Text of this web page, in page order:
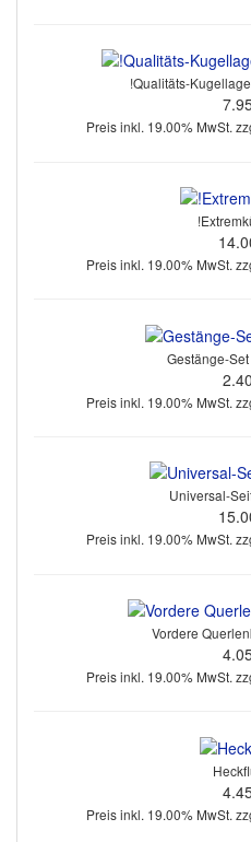
!Qualitäts-
Preis inkl. 19.00% MwSt.
Preis inkl. 19.00% MwSt.
Gestänge-
Preis inkl. 19.00% MwSt.
Universal-
Preis inkl. 19.00% MwSt.
Vordere
Preis inkl. 19.00% MwSt.
Preis inkl. 19.00% MwSt.